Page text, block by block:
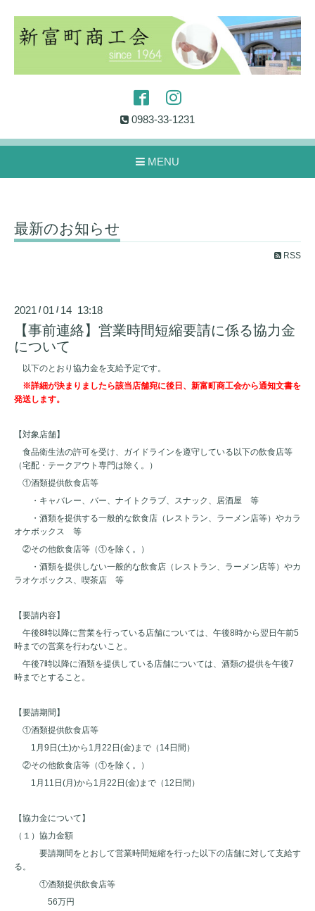
0983-33-1231
MENU
最新のお知らせ
RSS
2021 /01 / 14 13:18
【事前連絡】営業時間短縮要請に係る協力金
について
以下のとおり協力金を支給予定です。
※詳細が決まりましたら該当店舗宛に後日、新富町商工会から通知文書を
発送します。
【対象店舗】
食品衛生法の許可を受け、ガイドラインを遵守している以下の飲食店等
（宅配・テークアウト専門は除く。）
①酒類提供飲食店等
・キャバレー、バー、ナイトクラブ、スナック、居酒屋 等
・酒類を提供する一般的な飲食店（レストラン、ラーメン店等）やカラ
オケボックス 等
②その他飲食店等（①を除く。）
・酒類を提供しない一般的な飲食店（レストラン、ラーメン店等）やカ
ラオケボックス、喫茶店 等
【要請内容】
午後8時以降に営業を行っている店舗については、午後8時から翌日午前5
時までの営業を行わないこと。
午後7時以降に酒類を提供している店舗については、酒類の提供を午後7
時までとすること。
【要請期間】
①酒類提供飲食店等
1月9日(土)から1月22日(金)まで（14日間）
②その他飲食店等（①を除く。）
1月11日(月)から1月22日(金)まで（12日間）
【協力金について】
（１）協力金額
要請期間をとおして営業時間短縮を行った以下の店舗に対して支給す
る。
①酒類提供飲食店等
56万円